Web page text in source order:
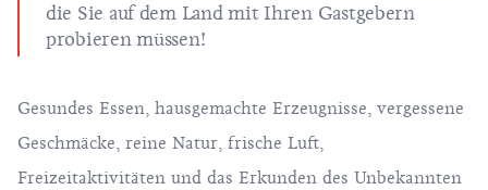
die Sie auf dem Land mit Ihren Gastgebern
probieren müssen!
Gesundes Essen, hausgemachte Erzeugnisse, vergessene
Geschmäcke, reine Natur, frische Luft,
Freizeitaktivitäten und das Erkunden des Unbekannten